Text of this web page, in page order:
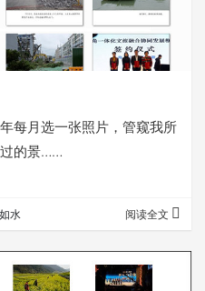
月选一张照片，管窥我所
，呈现过的景……
水 阅读全文